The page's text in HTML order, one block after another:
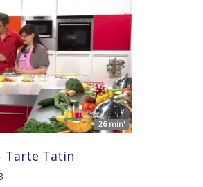
26 min'
Tarte Tatin